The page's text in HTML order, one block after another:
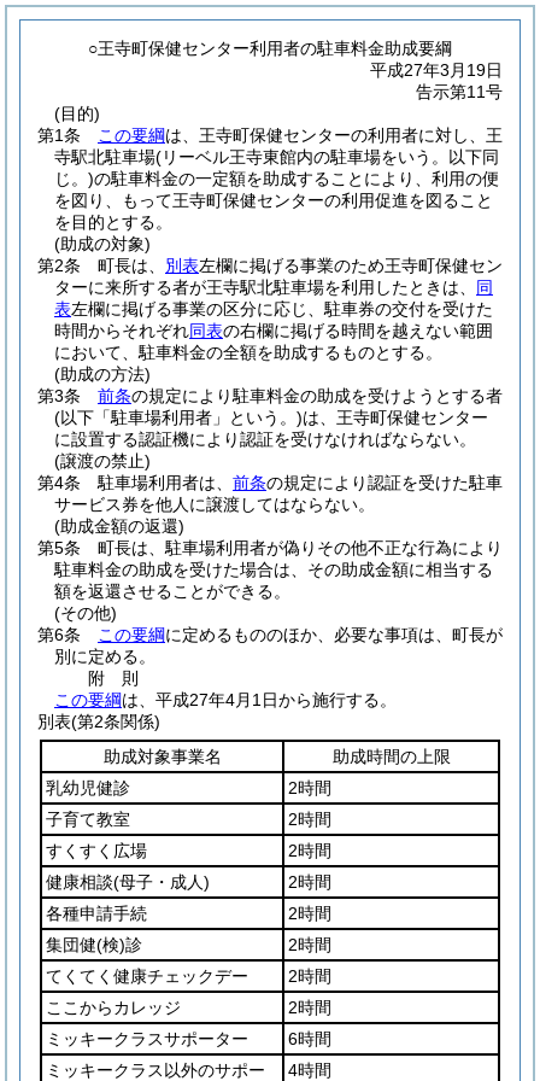
○王寺町保健センター利用者の駐車料金助成要綱
平成27年3月19日
告示第11号
(目的)
第1条
この要綱は、王寺町保健センターの利用者に対し、王
寺駅北駐車場(リーベル王寺東館内の駐車場をいう。以下同
じ。)の駐車料金の一定額を助成することにより、利用の便
を図り、もって王寺町保健センターの利用促進を図ること
を目的とする。
(助成の対象)
第2条
町長は、 別表左欄に掲げる事業のため王寺町保健セン
ターに来所する者が王寺駅北駐車場を利用したときは、 同
表左欄に掲げる事業の区分に応じ、駐車券の交付を受けた
時間からそれぞれ同表の右欄に掲げる時間を越えない範囲
において、駐車料金の全額を助成するものとする。
(助成の方法)
第3条
前条の規定により駐車料金の助成を受けようとする者
(以下「駐車場利用者」という。)は、王寺町保健センター
に設置する認証機により認証を受けなければならない。
(譲渡の禁止)
第4条
駐車場利用者は、 前条の規定により認証を受けた駐車
サービス券を他人に譲渡してはならない。
(助成金額の返還)
第5条
町長は、駐車場利用者が偽りその他不正な行為により
駐車料金の助成を受けた場合は、その助成金額に相当する
額を返還させることができる。
(その他)
第6条
この要綱に定めるもののほか、必要な事項は、町長が
別に定める。
附 則
この要綱は、平成27年4月1日から施行する。
別表(第2条関係)
助成対象事業名
助成時間の上限
乳幼児健診
2時間
子育て教室
2時間
すくすく広場
2時間
健康相談(母子・成人)
2時間
各種申請手続
2時間
集団健(検)診
2時間
てくてく健康チェックデー
2時間
ここからカレッジ
2時間
ミッキークラスサポーター
6時間
ミッキークラス以外のサポー
4時間